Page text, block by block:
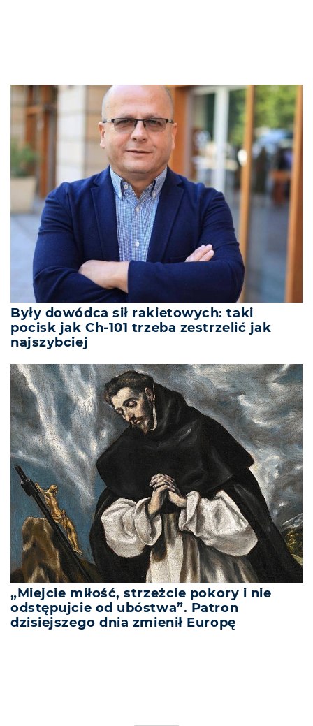
Były dowódca sił rakietowych: taki
pocisk jak Ch-101 trzeba zestrzelić jak
najszybciej
„Miejcie miłość, strzeżcie pokory i nie
odstępujcie od ubóstwa”. Patron
dzisiejszego dnia zmienił Europę